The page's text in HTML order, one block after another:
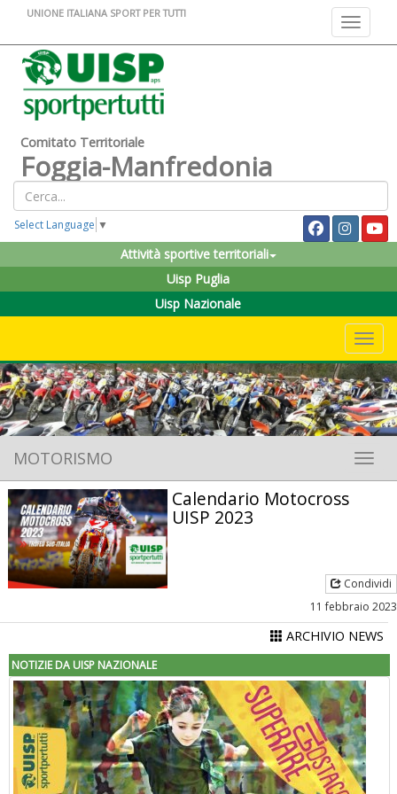
Toggle
UNIONE ITALIANA SPORT PER TUTTI
Comitato Territoriale
Foggia-Manfredonia
Select Language ▼
Attività sportive territoriali
Uisp Puglia
Uisp Nazionale
MOTORISMO
Calendario Motocross
UISP 2023
Condividi
11 febbraio 2023
ARCHIVIO NEWS
NOTIZIE DA UISP NAZIONALE